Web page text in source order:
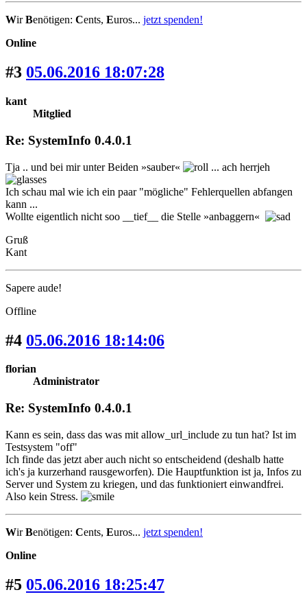
WirBenötigen: Cents, Euros... jetzt spenden!
Online
#3 05.06.2016 18:07:28
kant
Mitglied
Re: SystemInfo 0.4.0.1
Tja .. und bei mir unter Beiden »sauber« ... ach herrjeh
Ich schau mal wie ich ein paar "mögliche" Fehlerquellen abfangen
kann ...
Wollte eigentlich nicht soo __tief__ die Stelle »anbaggern«
Gruß
Kant
Sapere aude!
Offline
#4 05.06.2016 18:14:06
florian
Administrator
Re: SystemInfo 0.4.0.1
Kann es sein, dass das was mit allow_url_include zu tun hat? Ist im
Testsystem "off"
Ich finde das jetzt aber auch nicht so entscheidend (deshalb hatte
ich's ja kurzerhand rausgeworfen). Die Hauptfunktion ist ja, Infos zu
Server und System zu kriegen, und das funktioniert einwandfrei.
Also kein Stress.
WirBenötigen: Cents, Euros... jetzt spenden!
Online
#5 05.06.2016 18:25:47